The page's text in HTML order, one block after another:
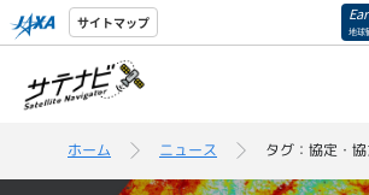
サイトマップ 地球
ホーム ニュース タグ：協定・協